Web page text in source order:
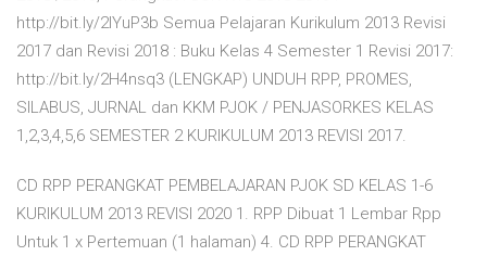
http://bit.ly/2IYuP3b Semua Pelajaran Kurikulum 2013 Revisi
2017 dan Revisi 2018 : Buku Kelas 4 Semester 1 Revisi 2017:
http://bit.ly/2H4nsq3 (LENGKAP) UNDUH RPP, PROMES,
SILABUS, JURNAL dan KKM PJOK / PENJASORKES KELAS
1,2,3,4,5,6 SEMESTER 2 KURIKULUM 2013 REVISI 2017.
CD RPP PERANGKAT PEMBELAJARAN PJOK SD KELAS 1-6
KURIKULUM 2013 REVISI 2020 1. RPP Dibuat 1 Lembar Rpp
Untuk 1 x Pertemuan (1 halaman) 4. CD RPP PERANGKAT